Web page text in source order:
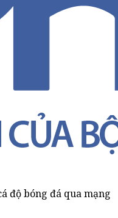
độ bóng đá qua mạng